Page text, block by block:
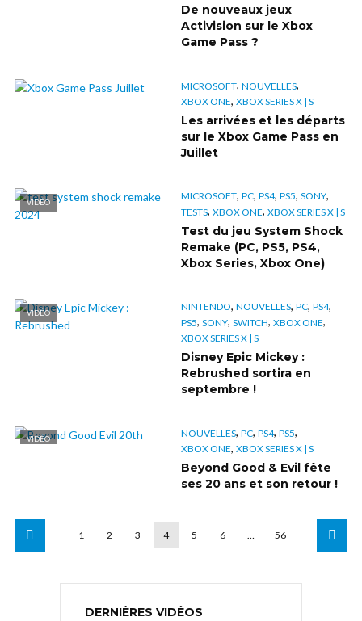
De nouveaux jeux
Activision sur le Xbox
Game Pass ?
MICROSOFT, NOUVELLES,
XBOX ONE, XBOX SERIES X | S
Les arrivées et les départs
sur le Xbox Game Pass en
Juillet
VIDÉO
MICROSOFT, PC, PS4, PS5, SONY,
TESTS, XBOX ONE, XBOX SERIES X | S
Test du jeu System Shock
Remake (PC, PS5, PS4,
Xbox Series, Xbox One)
VIDÉO
NINTENDO, NOUVELLES, PC, PS4,
PS5, SONY, SWITCH, XBOX ONE,
XBOX SERIES X | S
Disney Epic Mickey :
Rebrushed sortira en
septembre !
VIDÉO
NOUVELLES, PC, PS4, PS5,
XBOX ONE, XBOX SERIES X | S
Beyond Good & Evil fête
ses 20 ans et son retour !
1 2 3 4 5 6 … 56
DERNIÈRES VIDÉOS